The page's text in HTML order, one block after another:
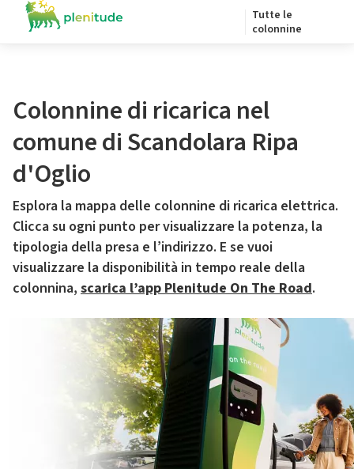
Tutte le
colonnine
Colonnine di ricarica nel
comune di Scandolara Ripa
d'Oglio
Esplora la mappa delle colonnine di ricarica elettrica.
Clicca su ogni punto per visualizzare la potenza, la
tipologia della presa e l’indirizzo. E se vuoi
visualizzare la disponibilità in tempo reale della
colonnina, scarica l’app Plenitude On The Road.